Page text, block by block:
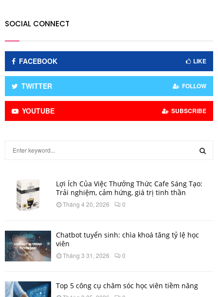
SOCIAL CONNECT
FACEBOOK LIKE
TWITTER FOLLOW
YOUTUBE SUBSCRIBE
E
Lợi Ích Của Việc Thưởng Thức Cafe Sáng Tạo:
Trải nghiệm, cảm hứng, giá trị tinh thần
Tháng 4 20, 2026 0
Chatbot tuyển sinh: chìa khoá tăng tỷ lệ học
viên
Tháng 3 31, 2026 0
Top 5 công cụ chăm sóc học viên tiềm năng